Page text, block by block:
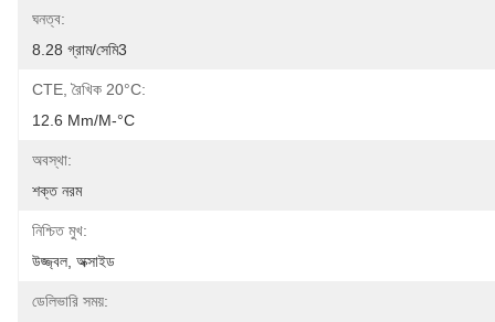
ঘনত্ব:
8.28 গ্রাম/সেমি3
CTE, রৈখিক 20°C:
12.6 Μm/m-°C
অবস্থা:
শক্ত নরম
নিশ্চিত মুখ:
উজ্জ্বল, অক্সাইড
ডেলিভারি সময়: